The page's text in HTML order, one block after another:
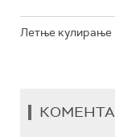
Летње кулирање